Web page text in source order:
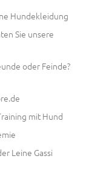
Hundekleidung
Sie unsere
oder Feinde?
mit Hund
Leine Gassi